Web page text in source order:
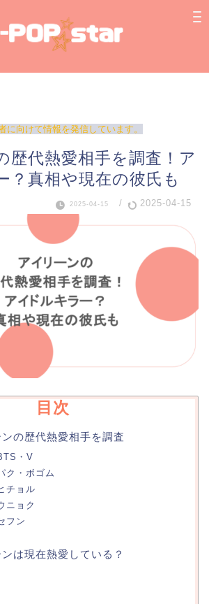
に向けて情報を発信しています。
歴代熱愛相手を調査！ア
？真相や現在の彼氏も
2025-04-15 / 2025-04-15
目次
の歴代熱愛相手を調査
・V
ク・ボゴム
チョル
ニョク
フン
は現在熱愛している？